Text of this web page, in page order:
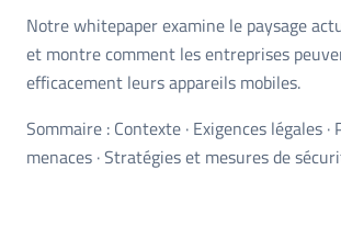
Notre whitepaper examine le paysage
et montre comment les entreprises
efficacement leurs appareils mobiles.
Sommaire : Contexte · Exigences légales ·
menaces · Stratégies et mesures de